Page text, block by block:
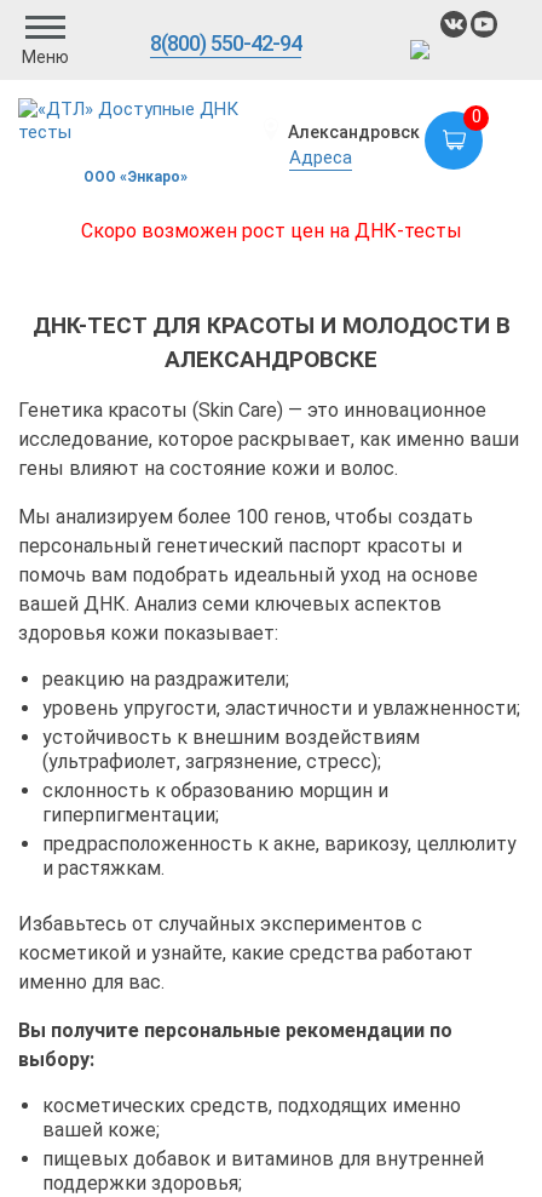
Меню
8(800) 550-42-94
ООО «Энкаро»
Александровск
Адреса
0
Скоро возможен рост цен на ДНК-тесты
ДНК-ТЕСТ ДЛЯ КРАСОТЫ И МОЛОДОСТИ В
АЛЕКСАНДРОВСКЕ
Генетика красоты (Skin Care) — это инновационное
исследование, которое раскрывает, как именно ваши
гены влияют на состояние кожи и волос.
Мы анализируем более 100 генов, чтобы создать
персональный генетический паспорт красоты и
помочь вам подобрать идеальный уход на основе
вашей ДНК. Анализ семи ключевых аспектов
здоровья кожи показывает:
реакцию на раздражители;
уровень упругости, эластичности и увлажненности;
устойчивость к внешним воздействиям
(ультрафиолет, загрязнение, стресс);
склонность к образованию морщин и
гиперпигментации;
предрасположенность к акне, варикозу, целлюлиту
и растяжкам.
Избавьтесь от случайных экспериментов с
косметикой и узнайте, какие средства работают
именно для вас.
Вы получите персональные рекомендации по
выбору:
косметических средств, подходящих именно
вашей коже;
пищевых добавок и витаминов для внутренней
поддержки здоровья;